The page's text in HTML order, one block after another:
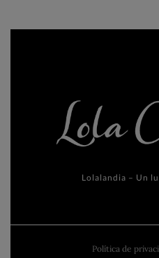
Lolalandia – Un
Política de